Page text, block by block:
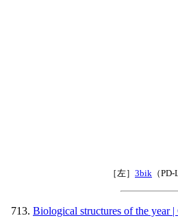
［左］ 3bik （
Biological structures of the year